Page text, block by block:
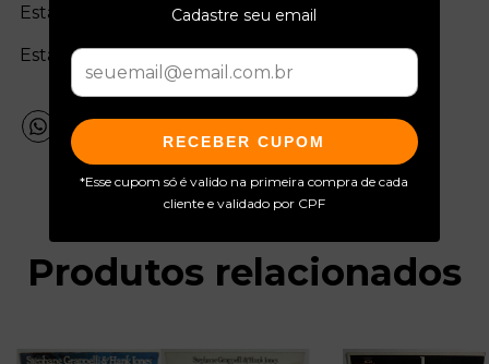
Cadastre seu email
RECEBER CUPOM
*Esse cupom só é valido na primeira compra de cada
cliente e validado por CPF
Estado da mídia:
Estado da capa:
Produtos relacionados